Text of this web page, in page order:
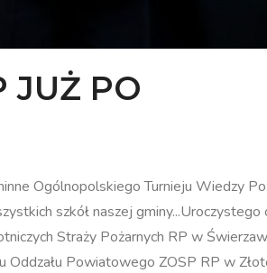
JUŻ PO
Ogólnopolskiego Turnieju Wiedzy
szkół naszej
Straży Pożarnych RP w
Powiatowego ZOSP RP w